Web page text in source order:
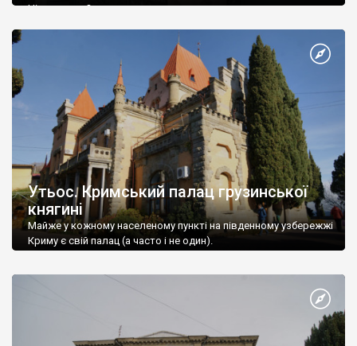
Ніжин греки?
Утьос. Кримський палац грузинської
княгині
Майже у кожному населеному пункті на південному узбережжі
Криму є свій палац (а часто і не один).